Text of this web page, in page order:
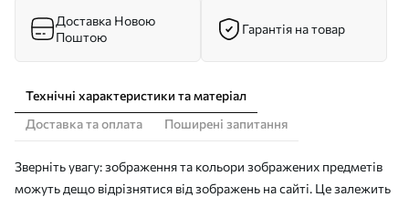
Доставка Новою
Поштою
Гарантія на товар
Технічні характеристики та матеріал
Доставка та оплата
Поширені запитання
Зверніть увагу: зображення та кольори зображених предметів
можуть дещо відрізнятися від зображень на сайті. Це залежить